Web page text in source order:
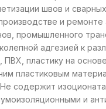
швов и
и ремонте
промышленного
адгезией к
пластику на основе
пластиковым
содержит
и